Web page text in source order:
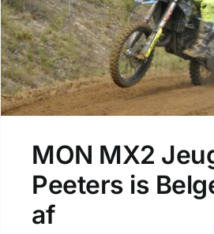
MON MX2
Peeters is
af